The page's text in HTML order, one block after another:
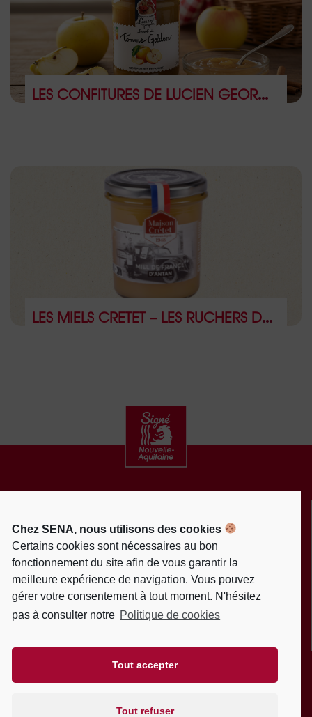
Chez SENA, nous utilisons des cookies
Certains cookies sont nécessaires au bon
fonctionnement du site afin de vous garantir la
meilleure expérience de navigation. Vous pouvez
gérer votre consentement à tout moment. N'hésitez
pas à consulter notre Politique de cookies
Tout accepter
Tout refuser
LES CONFITURES DE LUCIEN GEORGELIN
LES MIELS CRETET – LES RUCHERS DU GUÉ
ACTUALITÉS
MENTIONS LÉGALES
POLITIQUE DE PROTECTION DES DONNÉES
PERSONNELLES
POLITIQUE DE COOKIES (EU)
PLAN DU SITE
UNE DÉMARCHE
SOUTENUE PAR